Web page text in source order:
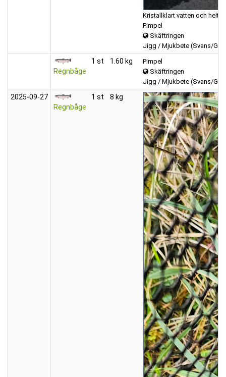
Kristallklart vatten och helt
Pimpel
Skäftringen
Jigg / Mjukbete (Svans/
Regnbåge
1 st 1.60 kg
Pimpel
Skäftringen
Jigg / Mjukbete (Svans/
2025‑09‑27
Regnbåge
1 st 8 kg